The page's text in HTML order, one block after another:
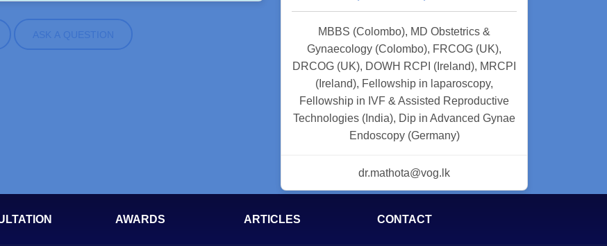
ASK A QUESTION
MBBS (Colombo), MD Obstetrics &
Gynaecology (Colombo), FRCOG (UK),
DRCOG (UK), DOWH RCPI (Ireland), MRCPI
(Ireland), Fellowship in laparoscopy,
Fellowship in IVF & Assisted Reproductive
Technologies (India), Dip in Advanced Gynae
Endoscopy (Germany)
dr.mathota@vog.lk
AWARDS ARTICLES CONTACT